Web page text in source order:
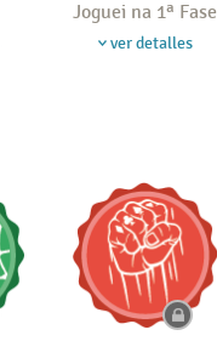
Joguei na 1ª Fase
ver detalles